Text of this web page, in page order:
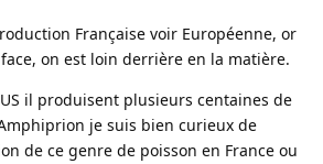
Française voir Européenne, or
on est loin derrière en la matière.
il produisent plusieurs centaines de
je suis bien curieux de
de ce genre de poisson en France ou